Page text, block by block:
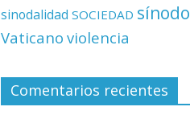
sinodalidad SOCIEDAD sínodo
Vaticano violencia
Comentarios recientes